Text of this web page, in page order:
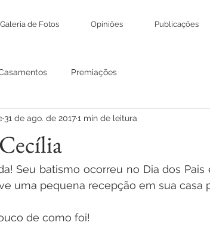
Galeria de Fotos Opiniões Publicações
Premiações
31 de ago. de 20171 min de leitura
Seu batismo ocorreu no Dia dos
uma pequena recepção em sua casa
de como foi!